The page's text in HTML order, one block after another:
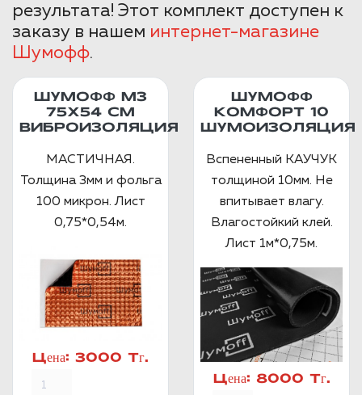
результата! Этот комплект доступен к
заказу в нашем интернет-магазине
Шумофф.
ШУМОФФ М3
75Х54 СМ
ВИБРОИЗОЛЯЦИЯ
МАСТИЧНАЯ.
Толщина 3мм и фольга
100 микрон. Лист
0,75*0,54м.
Цена: 3000 Тг.
ШУМОФФ
КОМФОРТ 10
ШУМОИЗОЛЯЦИЯ
Вспененный КАУЧУК
толщиной 10мм. Не
впитывает влагу.
Влагостойкий клей.
Лист 1м*0,75м.
Цена: 8000 Тг.